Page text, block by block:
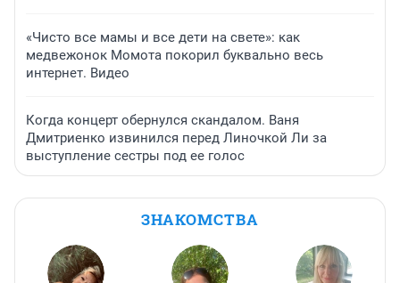
«Чисто все мамы и все дети на свете»: как
медвежонок Момота покорил буквально весь
интернет. Видео
Когда концерт обернулся скандалом. Ваня
Дмитриенко извинился перед Линочкой Ли за
выступление сестры под ее голос
ЗНАКОМСТВА